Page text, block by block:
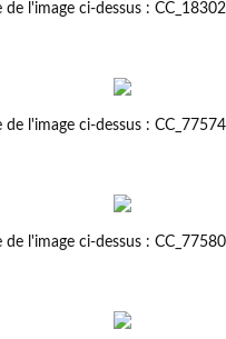
de l'image ci-dessus :
de l'image ci-dessus :
de l'image ci-dessus :